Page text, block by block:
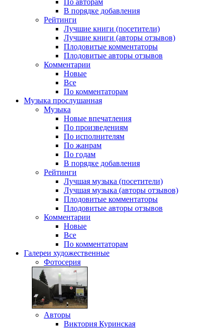
В порядке добавления
Рейтинги
Лучшие книги (посетители)
Лучшие книги (авторы отзывов)
Плодовитые комментаторы
Плодовитые авторы отзывов
Комментарии
Новые
Все
По комментаторам
Музыка прослушанная
Музыка
Новые впечатления
По произведениям
По исполнителям
По жанрам
По годам
В порядке добавления
Рейтинги
Лучшая музыка (посетители)
Лучшая музыка (авторы отзывов)
Плодовитые комментаторы
Плодовитые авторы отзывов
Комментарии
Новые
Все
По комментаторам
Галереи художественные
Фотосерия
Авторы
Виктория Куринская